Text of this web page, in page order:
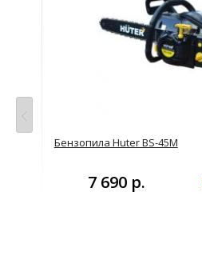
Бензопила Huter BS-45M
7 690 р.